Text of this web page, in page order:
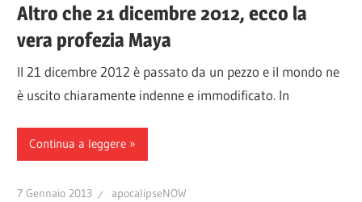
Altro che 21 dicembre 2012, ecco la
vera profezia Maya
Il 21 dicembre 2012 è passato da un pezzo e il mondo ne
è uscito chiaramente indenne e immodificato. In
Continua a leggere
7 Gennaio 2013 apocalipseNOW